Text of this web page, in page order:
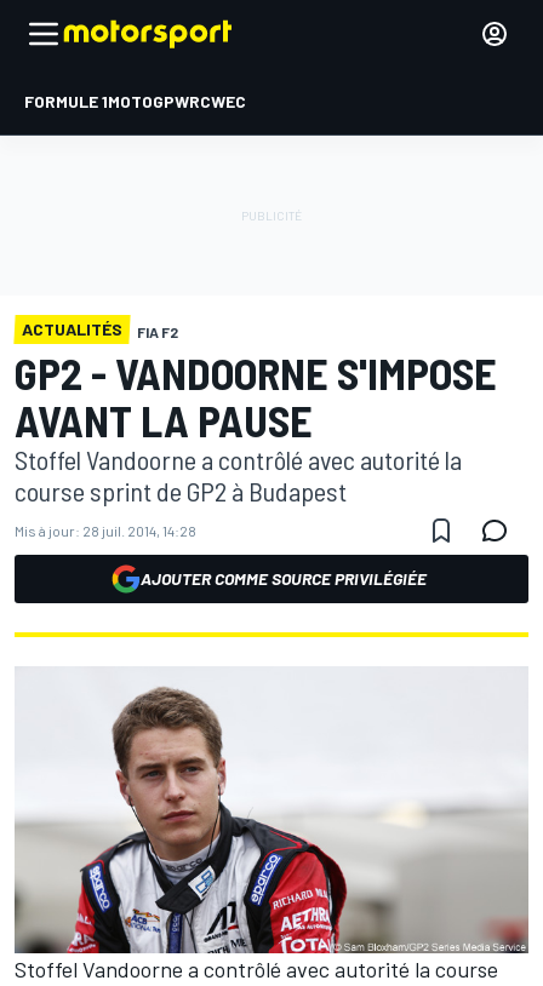
FORMULE 1MOTOGPWRCWEC
ACTUALITÉS FIA F2
GP2 - VANDOORNE S'IMPOSE
AVANT LA PAUSE
Stoffel Vandoorne a contrôlé avec autorité la
course sprint de GP2 à Budapest
Mis à jour: 28 juil. 2014, 14:28
AJOUTER COMME SOURCE PRIVILÉGIÉE
Stoffel Vandoorne a contrôlé avec autorité la course